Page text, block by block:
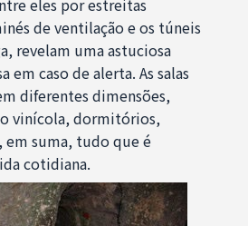
eles por estreitas
de ventilação e os túneis
revelam uma astuciosa
em caso de alerta. As salas
diferentes dimensões,
vinícola, dormitórios,
suma, tudo que é
cotidiana.